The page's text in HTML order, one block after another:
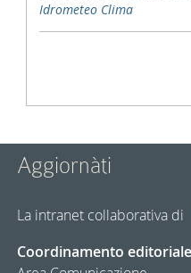
Idrometeo Clima
Aggiornàti
La intranet collaborativa di
Coordinamento editoriale